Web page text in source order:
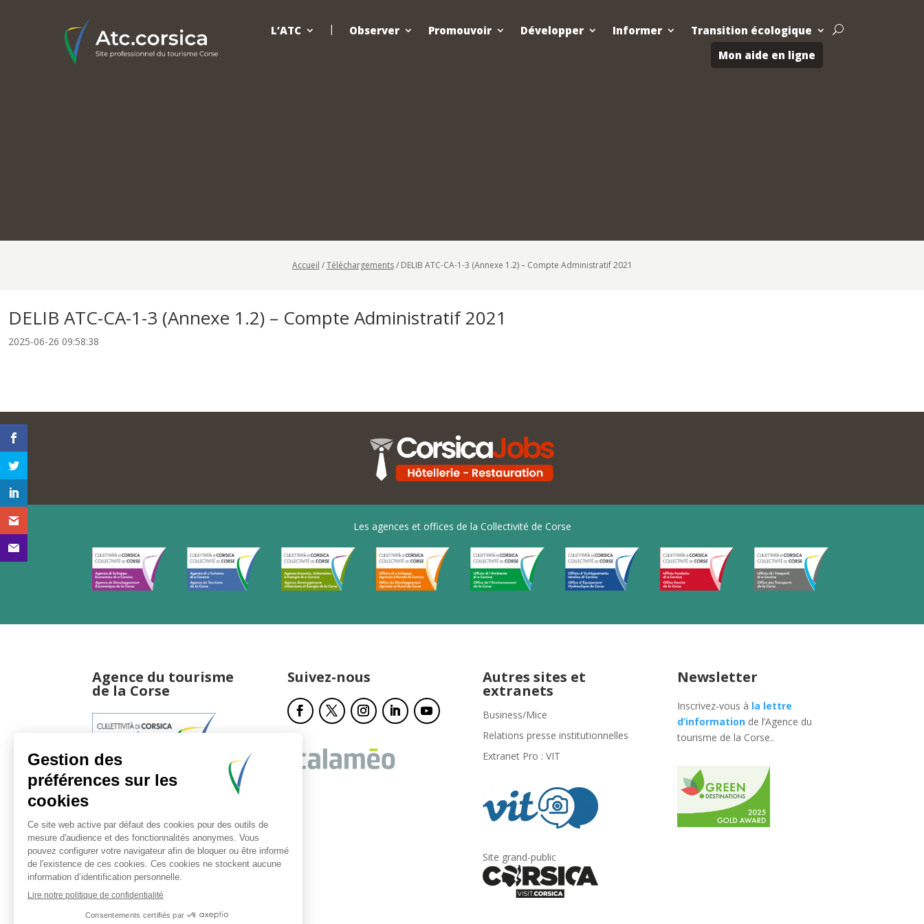
L’ATC Observer Promouvoir Développer Informer
Transition écologique
Mon aide en ligne
U
Accueil /Téléchargements/ DELIB ATC-CA-1-3 (Annexe 1.2) – Compte Administratif 2021
DELIB ATC-CA-1-3 (Annexe 1.2) – Compte Administratif 2021
2025-06-26 09:58:38
Les agences et offices de la Collectivité de Corse
Agence du tourisme
de la Corse
20181 Ajaccio Cedex 01
T : 04 95 51 77 77
Accueil et horaires
Nous contacter
Politique de confidentialité
Suivez-nous Autres sites et
extranets
Business/Mice
Relations presse institutionnelles
Extranet Pro : VIT
Site grand-public
Newsletter
Inscrivez-vous à la lettre
d’information de l’Agence du
tourisme de la Corse..